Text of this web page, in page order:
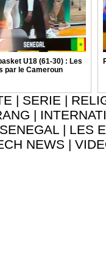
U18 (61-30) : Les
par le Cameroun
| SERIE |
|
| LES
NEWS |